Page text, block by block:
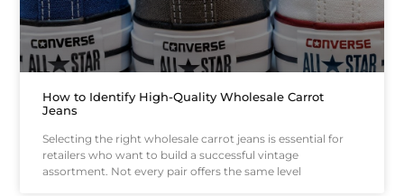
How to Identify High-Quality Wholesale Carrot
Jeans
Selecting the right wholesale carrot jeans is essential for
retailers who want to build a successful vintage
assortment. Not every pair offers the same level